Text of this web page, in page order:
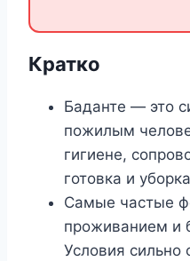
Кратко
Баданте — это
пожилым
гигиене,
готовка и
Самые частые
проживанием и
Условия сильно